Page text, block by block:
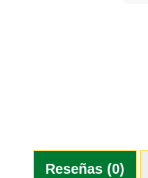
Reseñas (0)